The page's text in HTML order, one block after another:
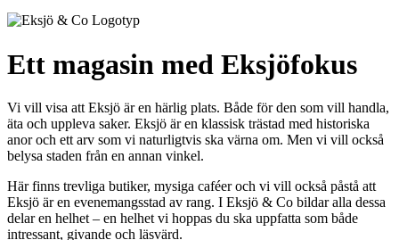
Ett magasin med Eksjöfokus
Vi vill visa att Eksjö är en härlig plats. Både för den som vill handla,
äta och uppleva saker. Eksjö är en klassisk trästad med historiska
anor och ett arv som vi naturligtvis ska värna om. Men vi vill också
belysa staden från en annan vinkel.
Här finns trevliga butiker, mysiga caféer och vi vill också påstå att
Eksjö är en evenemangsstad av rang. I Eksjö & Co bildar alla dessa
delar en helhet – en helhet vi hoppas du ska uppfatta som både
intressant, givande och läsvärd.